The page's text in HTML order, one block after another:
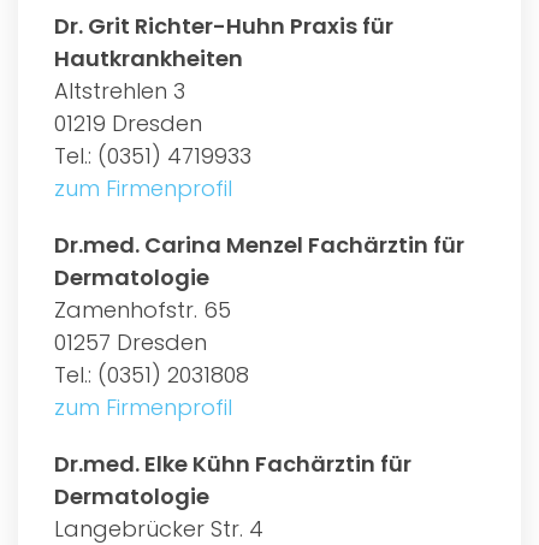
Dr. Grit Richter-Huhn Praxis für
Hautkrankheiten
Altstrehlen 3
01219 Dresden
Tel.: (0351) 4719933
zum Firmenprofil
Dr.med. Carina Menzel Fachärztin für
Dermatologie
Zamenhofstr. 65
01257 Dresden
Tel.: (0351) 2031808
zum Firmenprofil
Dr.med. Elke Kühn Fachärztin für
Dermatologie
Langebrücker Str. 4